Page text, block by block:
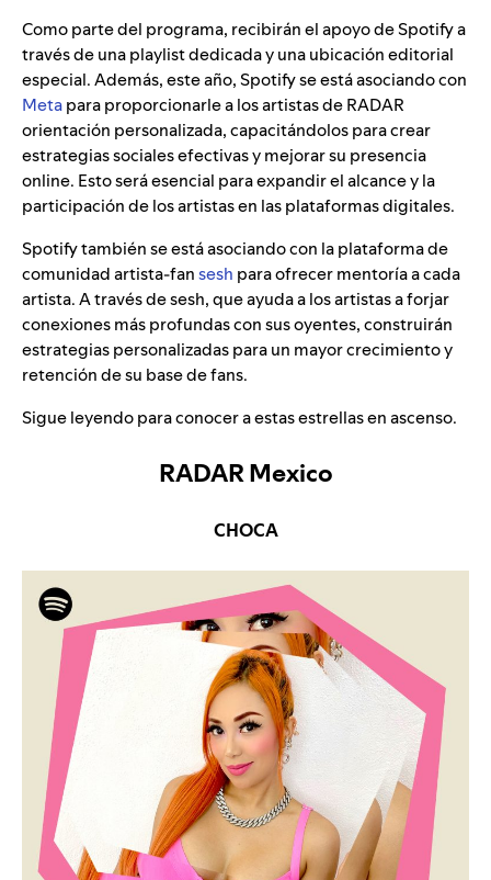
Como parte del programa, recibirán el apoyo de Spotify a
través de una playlist dedicada y una ubicación editorial
especial. Además, este año, Spotify se está asociando con
Metapara proporcionarle a los artistas de RADAR
orientación personalizada, capacitándolos para crear
estrategias sociales efectivas y mejorar su presencia
online. Esto será esencial para expandir el alcance y la
participación de los artistas en las plataformas digitales.
Spotify también se está asociando con la plataforma de
comunidad artista-fansesh para ofrecer mentoría a cada
artista. A través de sesh, que ayuda a los artistas a forjar
conexiones más profundas con sus oyentes, construirán
estrategias personalizadas para un mayor crecimiento y
retención de su base de fans.
Sigue leyendo para conocer a estas estrellas en ascenso.
RADAR Mexico
CHOCA